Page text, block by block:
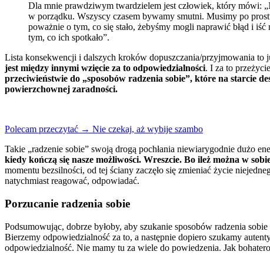
Dla mnie prawdziwym twardzielem jest człowiek, który mówi:
w porządku. Wszyscy czasem bywamy smutni. Musimy po
poważnie o tym, co się stało, żebyśmy mogli naprawić błąd i
tym, co ich spotkało”.
Lista konsekwencji i dalszych kroków dopuszczania/przyjmowania to
jest między innymi wzięcie za to odpowiedzialności. I za to
przeciwieństwie do „sposobów radzenia sobie”, które na starcie
powierzchownej zaradności.
Polecam przeczytać → Nie czekaj, aż wybije szambo
Takie „radzenie sobie” swoją drogą pochłania niewiarygodnie dużo
kiedy kończą się nasze możliwości. Wreszcie. Bo ileż można w
momentu bezsilności, od tej ściany zaczęło się zmieniać życie
natychmiast reagować, odpowiadać.
Porzucanie radzenia sobie
Podsumowując, dobrze byłoby, aby szukanie sposobów radzenia
Bierzemy odpowiedzialność za to, a następnie dopiero szukamy
odpowiedzialność. Nie mamy tu za wiele do powiedzenia. Jak